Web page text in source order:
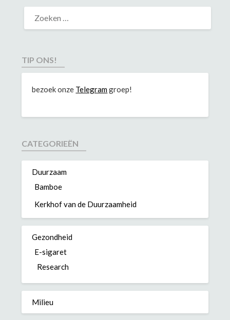
TIP ONS!
bezoek onze Telegramgroep!
CATEGORIEËN
Duurzaam
Bamboe
Kerkhof van de Duurzaamheid
Gezondheid
E-sigaret
Research
Milieu